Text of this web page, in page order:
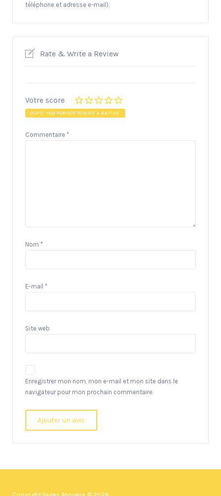
téléphone et adresse e-mail).
Rate & Write a Review
Votre score
OOPS! YOU FORGOT TO GIVE A RATING.
Commentaire *
Nom *
E-mail *
Site web
Enregistrer mon nom, mon e-mail et mon site dans le
navigateur pour mon prochain commentaire.